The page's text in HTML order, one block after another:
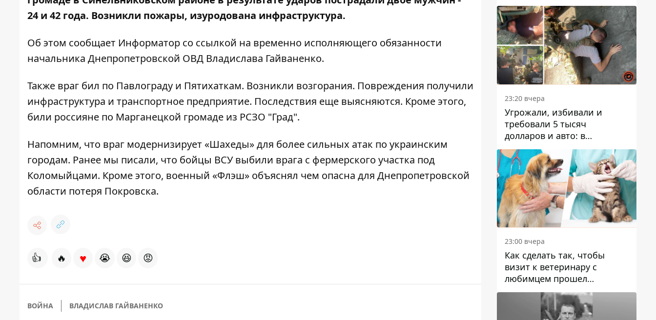
24 и 42 года. Возникли пожары, изуродована инфраструктура.
Об этом сообщает Информатор со ссылкой на временно исполняющего обязанности
начальника Днепропетровской ОВД Владислава Гайваненко.
Также враг бил по Павлограду и Пятихаткам. Возникли возгорания. Повреждения получили
инфраструктура и транспортное предприятие. Последствия еще выясняются. Кроме этого,
били россияне по Марганецкой громаде из РСЗО "Град".
Напомним, что враг модернизирует «Шахеды»для более сильных атак по украинским
городам. Ранее мы писали, что бойцы ВСУ выбили врага с фермерского участка под
Коломыйцами. Кроме этого, военный «Флэш» объяснял чем опасна для Днепропетровской
области потеря Покровска.
👍 🔥 ♥ 😭 😆 😡
ВОЙНА ВЛАДИСЛАВ ГАЙВАНЕНКО
может пойти дождь
23:20 вчера
Угрожали, избивали и
требовали 5 тысяч
долларов и авто: в
Павлограде задержали двух
мужчин
23:00 вчера
Как сделать так, чтобы
визит к ветеринару с
любимцем прошел
спокойно: простые советы